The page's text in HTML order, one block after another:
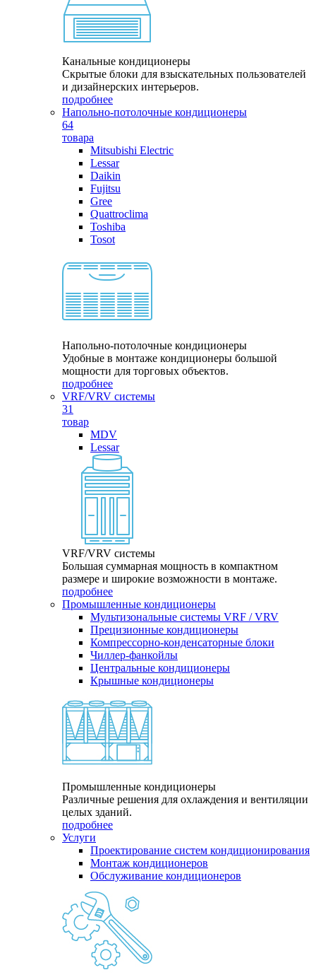
Канальные кондиционеры
Скрытые блоки для взыскательных пользователей
и дизайнерских интерьеров.
подробнее
Напольно-потолочные кондиционеры
64
товара
Mitsubishi Electric
Lessar
Daikin
Fujitsu
Gree
Quattroclima
Toshiba
Tosot
Напольно-потолочные кондиционеры
Удобные в монтаже кондиционеры большой
мощности для торговых объектов.
подробнее
VRF/VRV системы
31
товар
MDV
Lessar
VRF/VRV системы
Большая суммарная мощность в компактном
размере и широкие возможности в монтаже.
подробнее
Промышленные кондиционеры
Мультизональные системы VRF / VRV
Прецизионные кондиционеры
Компрессорно-конденсаторные блоки
Чиллер-фанкойлы
Центральные кондиционеры
Крышные кондиционеры
Промышленные кондиционеры
Различные решения для охлаждения и вентиляции
целых зданий.
подробнее
Услуги
Проектирование систем кондиционирования
Монтаж кондиционеров
Обслуживание кондиционеров